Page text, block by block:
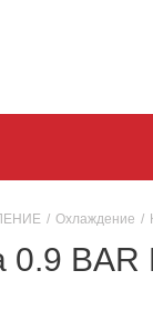
/ Охлаждение /
0.9